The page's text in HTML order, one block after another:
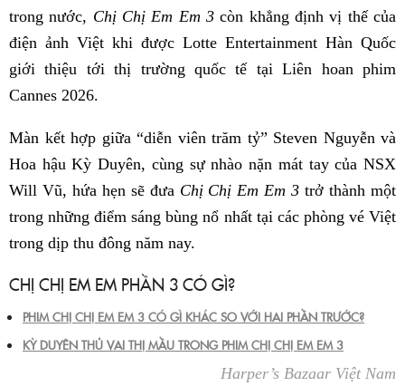
trong nước, Chị Chị Em Em 3 còn khẳng định vị thế của
điện ảnh Việt khi được Lotte Entertainment Hàn Quốc
giới thiệu tới thị trường quốc tế tại Liên hoan phim
Cannes 2026.
Màn kết hợp giữa “diễn viên trăm tỷ” Steven Nguyễn và
Hoa hậu Kỳ Duyên, cùng sự nhào nặn mát tay của NSX
Will Vũ, hứa hẹn sẽ đưa Chị Chị Em Em 3 trở thành một
trong những điểm sáng bùng nổ nhất tại các phòng vé Việt
trong dịp thu đông năm nay.
CHỊ CHỊ EM EM PHẦN 3 CÓ GÌ?
PHIM CHỊ CHỊ EM EM 3 CÓ GÌ KHÁC SO VỚI HAI PHẦN TRƯỚC?
KỲ DUYÊN THỦ VAI THỊ MẦU TRONG PHIM CHỊ CHỊ EM EM 3
Harper’s Bazaar Việt Nam